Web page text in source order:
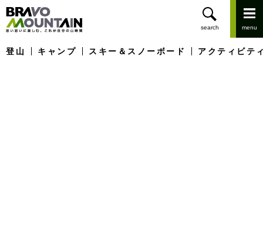
登山 キャンプ スキー＆スノーボード アクティビテ